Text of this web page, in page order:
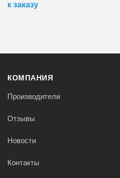
к заказу
КОМПАНИЯ
Производители
Отзывы
Новости
Контакты